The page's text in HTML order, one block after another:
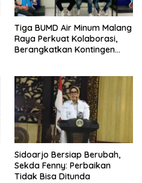
Tiga BUMD Air Minum Malang
Raya Perkuat Kolaborasi,
Berangkatkan Kontingen
Sidoarjo Bersiap Berubah,
Sekda Fenny: Perbaikan
Tidak Bisa Ditunda